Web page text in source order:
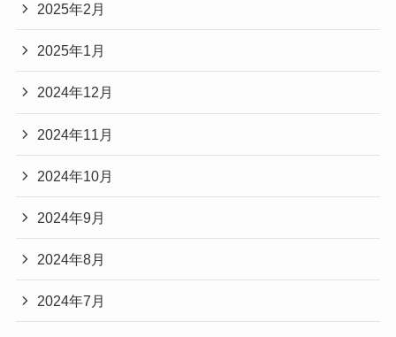
2025年2月
2025年1月
2024年12月
2024年11月
2024年10月
2024年9月
2024年8月
2024年7月